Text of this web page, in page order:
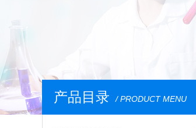
产品目录 / PRODUCT MENU